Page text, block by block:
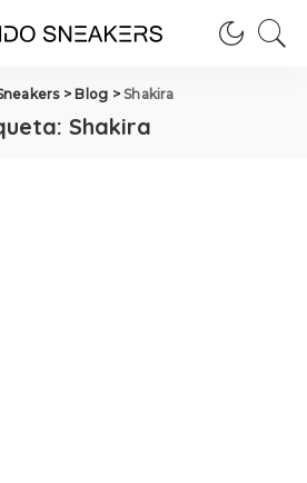
> Blog >Shakira
Shakira